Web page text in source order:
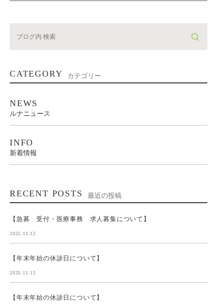
CATEGORY カテゴリー
NEWS
ルナニュース
INFO
新着情報
RECENT POSTS 最近の投稿
【急募 受付・医療事務 求人募集について】
2025.11.12
【年末年始の休診日について】
2025.11.12
【年末年始の休診日について】